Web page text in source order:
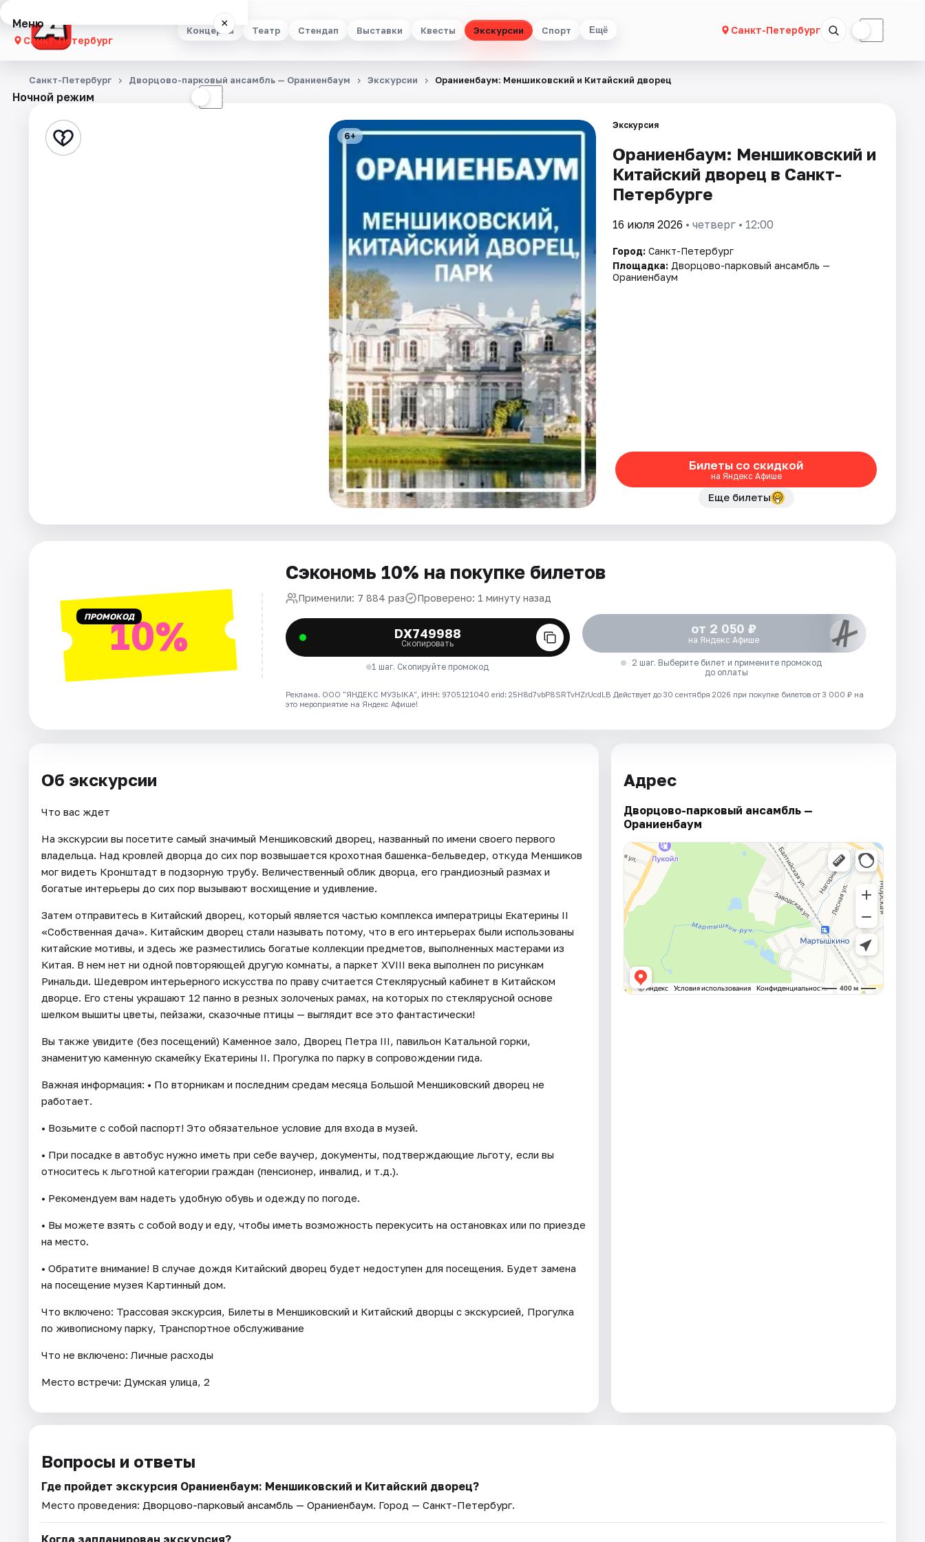
Концерты Театр Стендап Выставки Квесты Экскурсии Спорт Ещё Санкт-Петербург ☾
Меню ×
Санкт-Петербург
Концерты
Стендап
Ночной режим ☾
Санкт-Петербург Дворцово-парковый ансамбль — Ораниенбаум Экскурсии Ораниенбаум: Меншиковский и Китайский дворец
6+
Экскурсия
Ораниенбаум: Меншиковский и
Китайский дворец в Санкт-
Петербурге
16 июля 2026 • четверг • 12:00
Город: Санкт-Петербург
Площадка: Дворцово-парковый ансамбль —
Ораниенбаум
Билеты со скидкой
на Яндекс Афише
Еще билеты
ПРОМОКОД10%
Сэкономь 10% на покупке билетов
Применили: 7 884 раз Проверено: 1 минуту назад
DX749988
Скопировать
1 шаг. Скопируйте промокод
от 2 050 ₽
на Яндекс Афише
2 шаг. Выберите билет и примените промокод
до оплаты
Реклама. ООО "ЯНДЕКС МУЗЫКА", ИНН: 9705121040 erid: 25H8d7vbP8SRTvHZrUcdLB Действует до 30 сентября 2026 при покупке билетов от 3 000 ₽ на
это мероприятие на Яндекс Афише!
Об экскурсии
Что вас ждет
На экскурсии вы посетите самый значимый Меншиковский дворец, названный по имени своего первого
владельца. Над кровлей дворца до сих пор возвышается крохотная башенка-бельведер, откуда Меншиков
мог видеть Кронштадт в подзорную трубу. Величественный облик дворца, его грандиозный размах и
богатые интерьеры до сих пор вызывают восхищение и удивление.
Затем отправитесь в Китайский дворец, который является частью комплекса императрицы Екатерины II
«Собственная дача». Китайским дворец стали называть потому, что в его интерьерах были использованы
китайские мотивы, и здесь же разместились богатые коллекции предметов, выполненных мастерами из
Китая. В нем нет ни одной повторяющей другую комнаты, а паркет XVIII века выполнен по рисункам
Ринальди. Шедевром интерьерного искусства по праву считается Стеклярусный кабинет в Китайском
дворце. Его стены украшают 12 панно в резных золоченых рамах, на которых по стеклярусной основе
шелком вышиты цветы, пейзажи, сказочные птицы — выглядит все это фантастически!
Вы также увидите (без посещений) Каменное зало, Дворец Петра III, павильон Катальной горки,
знаменитую каменную скамейку Екатерины II. Прогулка по парку в сопровождении гида.
Важная информация: • По вторникам и последним средам месяца Большой Меншиковский дворец не
работает.
• Возьмите с собой паспорт! Это обязательное условие для входа в музей.
• При посадке в автобус нужно иметь при себе ваучер, документы, подтверждающие льготу, если вы
относитесь к льготной категории граждан (пенсионер, инвалид, и т.д.).
• Рекомендуем вам надеть удобную обувь и одежду по погоде.
• Вы можете взять с собой воду и еду, чтобы иметь возможность перекусить на остановках или по приезде
на место.
• Обратите внимание! В случае дождя Китайский дворец будет недоступен для посещения. Будет замена
на посещение музея Картинный дом.
Что включено: Трассовая экскурсия, Билеты в Меншиковский и Китайский дворцы с экскурсией, Прогулка
по живописному парку, Транспортное обслуживание
Что не включено: Личные расходы
Место встречи: Думская улица, 2
Адрес
Дворцово-парковый ансамбль —
Ораниенбаум
Вопросы и ответы
Где пройдет экскурсия Ораниенбаум: Меншиковский и Китайский дворец?
Место проведения: Дворцово-парковый ансамбль — Ораниенбаум. Город — Санкт-Петербург.
Когда запланирован экскурсия?